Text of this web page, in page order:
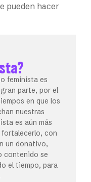
pueden hacer
feminista es
parte, por el
en que los
nuestras
es aún más
fortalecerlo, con
un donativo,
contenido se
el tiempo, para